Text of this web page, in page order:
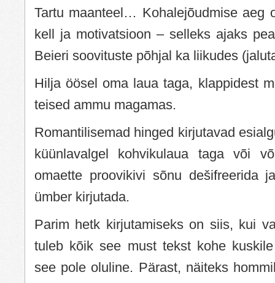
Tartu maanteel… Kohalejõudmise aeg
kell ja motivatsioon – selleks ajaks
Beieri soovituste põhjal ka liikudes
Hilja öösel oma laua taga, klappidest
teised ammu magamas.
Romantilisemad hinged kirjutavad
küünlavalgel kohvikulaua taga või
omaette proovikivi sõnu dešifreerida
ümber kirjutada.
Parim hetk kirjutamiseks on siis, kui
tuleb kõik see must tekst kohe
see pole oluline. Pärast, näiteks